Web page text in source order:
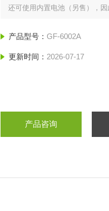
还可使用内置电池（另售），因
产品型号： GF-6002A
更新时间： 2026-07-17
产品咨询